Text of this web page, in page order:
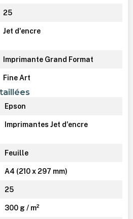
25
Jet d'encre
Imprimante Grand Format
Fine Art
Epson
Imprimantes Jet d'encre
Feuille
A4 (210 x 297 mm)
25
300 g / m²